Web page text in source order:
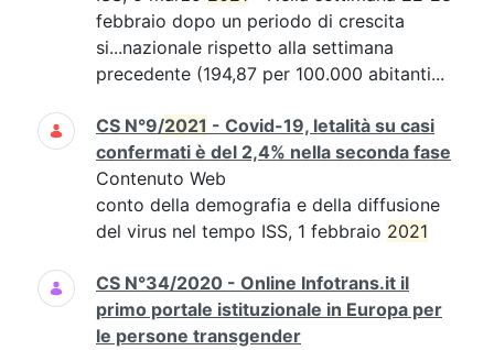
febbraio dopo un periodo di crescita
si...nazionale rispetto alla settimana
precedente (194,87 per 100.000 abitanti...
CS N°9/2021 - Covid-19, letalità su casi
confermati è del 2,4% nella seconda fase
Contenuto Web
conto della demografia e della diffusione
del virus nel tempo ISS, 1 febbraio 2021
CS N°34/2020 - Online Infotrans.it il
primo portale istituzionale in Europa per
le persone transgender